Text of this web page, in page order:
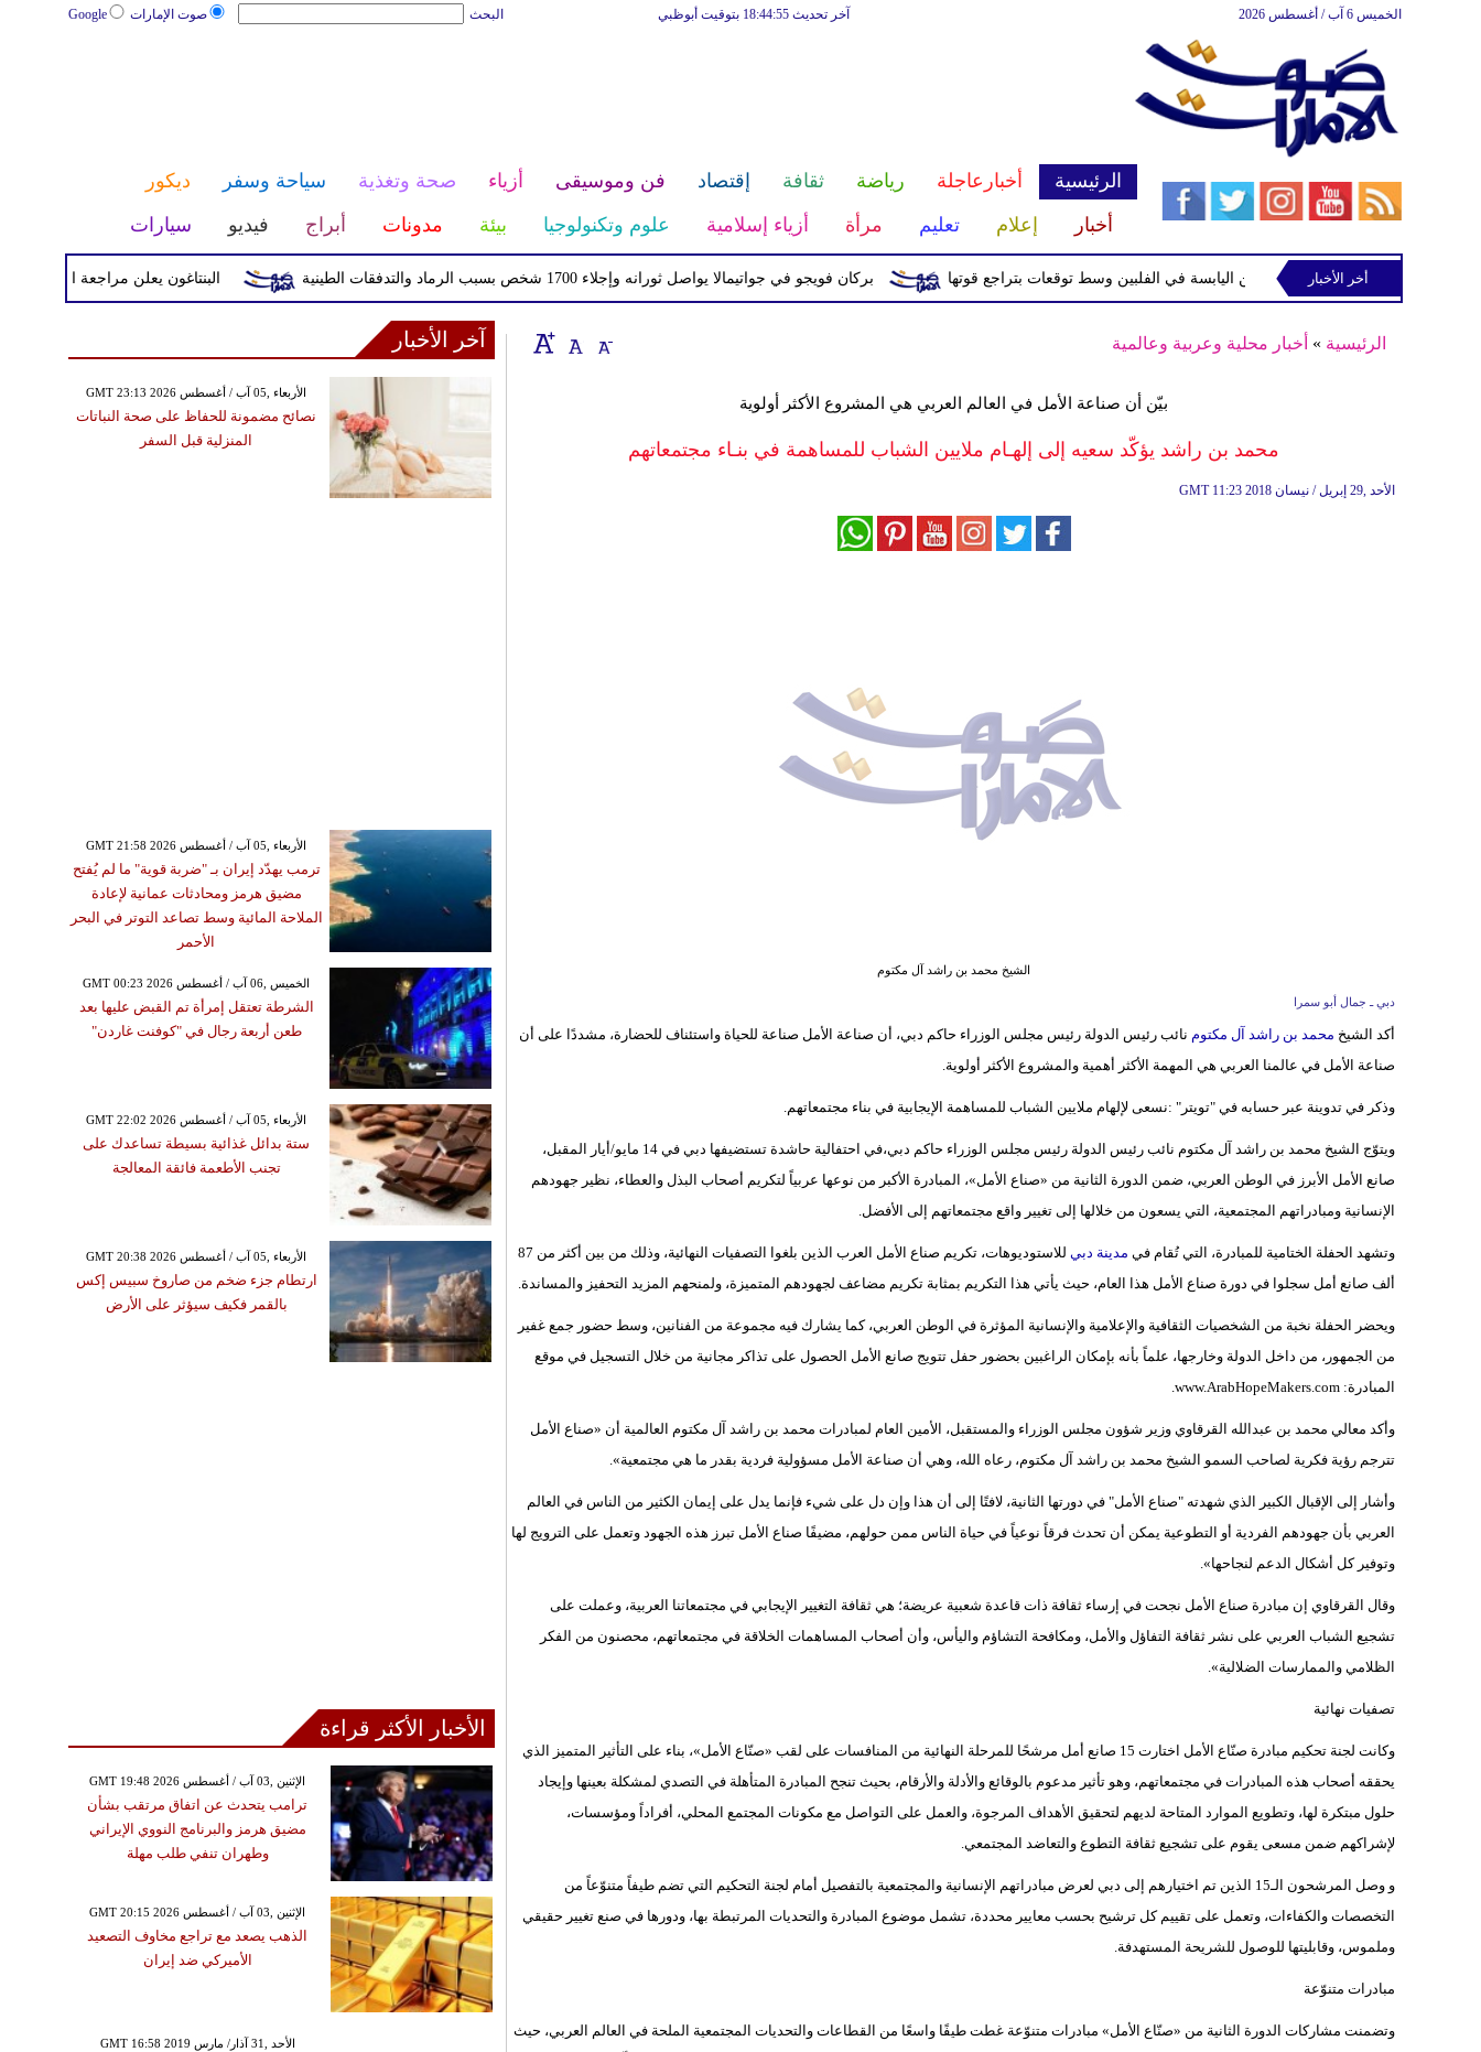
صوت الإمارات Google البحث آخر تحديث 18:44:55 بتوقيت أبوظبي الخميس 6 آب / أغسطس 2026
الرئيسية أخبارعاجلة رياضة ثقافة إقتصاد فن وموسيقى أزياء صحة وتغذية سياحة وسفر
ديكور
أخبار
إعلام تعليم مرأة أزياء إسلامية علوم وتكنولوجيا بيئة مدونات أبراج فيديو سيارات
البنتاغون يعلن مراجعة التواجد بركان فويجو في جواتيمالا يواصل ثورانه وإجلاء 1700 شخص بسبب الرماد والتدفقات الطينية الاستوائية "مايماي" تقترب من اليابسة في الفلبين وسط توقعات بتراجع قوتها
أخر الأخبار
الرئيسية » أخبار محلية وعربية وعالمية
بيّن أن صناعة الأمل في العالم العربي هي المشروع الأكثر أولوية
محمد بن راشد يؤكّد سعيه إلى إلهـام ملايين الشباب للمساهمة في بنـاء مجتمعاتهم
GMT 11:23 2018 الأحد ,29 إبريل / نيسان
الشيخ محمد بن راشد آل مكتوم
دبي ـ جمال أبو سمرا
أكد الشيخ محمد بن راشد آل مكتوم نائب رئيس الدولة رئيس مجلس الوزراء حاكم دبي، أن صناعة الأمل صناعة للحياة واستئناف للحضارة، مشددًا على أن
صناعة الأمل في عالمنا العربي هي المهمة الأكثر أهمية والمشروع الأكثر أولوية.
وذكر في تدوينة عبر حسابه في "تويتر" :نسعى لإلهام ملايين الشباب للمساهمة الإيجابية في بناء مجتمعاتهم.
ويتوّج الشيخ محمد بن راشد آل مكتوم نائب رئيس الدولة رئيس مجلس الوزراء حاكم دبي،في احتفالية حاشدة تستضيفها دبي في 14 مايو/أيار المقبل،
صانع الأمل الأبرز في الوطن العربي، ضمن الدورة الثانية من «صناع الأمل»، المبادرة الأكبر من نوعها عربياً لتكريم أصحاب البذل والعطاء، نظير جهودهم
الإنسانية ومبادراتهم المجتمعية، التي يسعون من خلالها إلى تغيير واقع مجتمعاتهم إلى الأفضل.
وتشهد الحفلة الختامية للمبادرة، التي تُقام فيمدينة دبي
للاستوديوهات، تكريم صناع الأمل العرب الذين بلغوا التصفيات النهائية، وذلك من بين أكثر من 87
ألف صانع أمل سجلوا في دورة صناع الأمل هذا العام، حيث يأتي هذا التكريم بمثابة تكريم مضاعف لجهودهم المتميزة، ولمنحهم المزيد التحفيز والمساندة.
ويحضر الحفلة نخبة من الشخصيات الثقافية والإعلامية والإنسانية المؤثرة في الوطن العربي، كما يشارك فيه مجموعة من الفنانين، وسط حضور جمع غفير
من الجمهور، من داخل الدولة وخارجها، علماً بأنه بإمكان الراغبين بحضور حفل تتويج صانع الأمل الحصول على تذاكر مجانية من خلال التسجيل في موقع
المبادرة: www.ArabHopeMakers.com.
وأكد معالي محمد بن عبدالله القرقاوي وزير شؤون مجلس الوزراء والمستقبل، الأمين العام لمبادرات محمد بن راشد آل مكتوم العالمية أن «صناع الأمل
تترجم رؤية فكرية لصاحب السمو الشيخ محمد بن راشد آل مكتوم، رعاه الله، وهي أن صناعة الأمل مسؤولية فردية بقدر ما هي مجتمعية».
وأشار إلى الإقبال الكبير الذي شهدته "صناع الأمل" في دورتها الثانية، لافتًا إلى أن هذا وإن دل على شيء فإنما يدل على إيمان الكثير من الناس في العالم
العربي بأن جهودهم الفردية أو التطوعية يمكن أن تحدث فرقاً نوعياً في حياة الناس ممن حولهم، مضيفًا صناع الأمل تبرز هذه الجهود وتعمل على الترويج لها
وتوفير كل أشكال الدعم لنجاحها».
وقال القرقاوي إن مبادرة صناع الأمل نجحت في إرساء ثقافة ذات قاعدة شعبية عريضة؛ هي ثقافة التغيير الإيجابي في مجتمعاتنا العربية، وعملت على
تشجيع الشباب العربي على نشر ثقافة التفاؤل والأمل، ومكافحة التشاؤم واليأس، وأن أصحاب المساهمات الخلاقة في مجتمعاتهم، محصنون من الفكر
الظلامي والممارسات الضلالية».
تصفيات نهائية
وكانت لجنة تحكيم مبادرة صنّاع الأمل اختارت 15 صانع أمل مرشحًا للمرحلة النهائية من المنافسات على لقب «صنّاع الأمل»، بناء على التأثير المتميز الذي
يحققه أصحاب هذه المبادرات في مجتمعاتهم، وهو تأثير مدعوم بالوقائع والأدلة والأرقام، بحيث تنجح المبادرة المتأهلة في التصدي لمشكلة بعينها وإيجاد
حلول مبتكرة لها، وتطويع الموارد المتاحة لديهم لتحقيق الأهداف المرجوة، والعمل على التواصل مع مكونات المجتمع المحلي، أفراداً ومؤسسات،
لإشراكهم ضمن مسعى يقوم على تشجيع ثقافة التطوع والتعاضد المجتمعي.
و وصل المرشحون الـ15 الذين تم اختيارهم إلى دبي لعرض مبادراتهم الإنسانية والمجتمعية بالتفصيل أمام لجنة التحكيم التي تضم طيفاً متنوّعاً من
التخصصات والكفاءات، وتعمل على تقييم كل ترشيح بحسب معايير محددة، تشمل موضوع المبادرة والتحديات المرتبطة بها، ودورها في صنع تغيير حقيقي
وملموس، وقابليتها للوصول للشريحة المستهدفة.
مبادرات متنوّعة
وتضمنت مشاركات الدورة الثانية من «صنّاع الأمل» مبادرات متنوّعة غطت طيفًا واسعًا من القطاعات والتحديات المجتمعية الملحة في العالم العربي، حيث
آخر الأخبار
GMT 23:13 2026 الأربعاء ,05 آب / أغسطس
نصائح مضمونة للحفاظ على صحة النباتات
المنزلية قبل السفر
GMT 21:58 2026 الأربعاء ,05 آب / أغسطس
ترمب يهدّد إيران بـ "ضربة قوية" ما لم يُفتح
مضيق هرمز ومحادثات عمانية لإعادة
الملاحة المائية وسط تصاعد التوتر في البحر
الأحمر
GMT 00:23 2026 الخميس ,06 آب / أغسطس
الشرطة تعتقل إمرأة تم القبض عليها بعد
طعن أربعة رجال في "كوفنت غاردن"
GMT 22:02 2026 الأربعاء ,05 آب / أغسطس
ستة بدائل غذائية بسيطة تساعدك على
تجنب الأطعمة فائقة المعالجة
GMT 20:38 2026 الأربعاء ,05 آب / أغسطس
ارتطام جزء ضخم من صاروخ سبيس إكس
بالقمر فكيف سيؤثر على الأرض
الأخبار الأكثر قراءة
GMT 19:48 2026 الإثنين ,03 آب / أغسطس
ترامب يتحدث عن اتفاق مرتقب بشأن
مضيق هرمز والبرنامج النووي الإيراني
وطهران تنفي طلب مهلة
GMT 20:15 2026 الإثنين ,03 آب / أغسطس
الذهب يصعد مع تراجع مخاوف التصعيد
الأميركي ضد إيران
GMT 16:58 2019 الأحد ,31 آذار/ مارس